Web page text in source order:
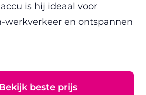
is hij ideaal voor
werkverkeer en ontspannen
beste prijs